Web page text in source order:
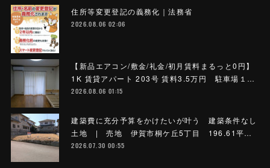
住所等変更登記の義務化｜法務省
2026.08.06 02:06
【新品エアコン/敷金/礼金/初月賃料まるっと0円】
1K 賃貸アパート 203号 賃料3.5万円 駐車場１…
2026.08.06 01:15
建築費に充分予算をかけたいが叶う 建築条件なし
土地 | 売地 伊賀市桐ケ丘5丁目 196.61平…
2026.07.30 00:55